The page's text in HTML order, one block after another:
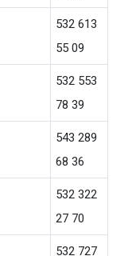
532 613
55 09
532 553
78 39
543 289
68 36
532 322
27 70
532 727